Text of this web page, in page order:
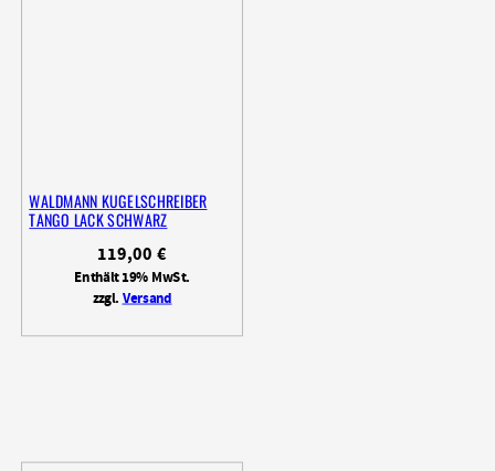
WALDMANN KUGELSCHREIBER
TANGO LACK SCHWARZ
119,00 €
Enthält 19% MwSt.
zzgl.Versand